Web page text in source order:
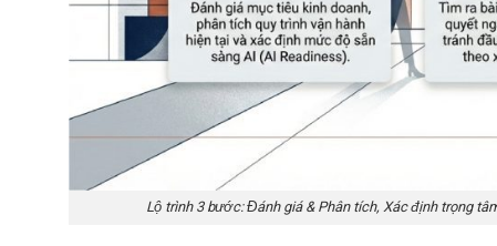
Lộ trình 3 bước: Đánh giá & Phân tích, Xác định trọng